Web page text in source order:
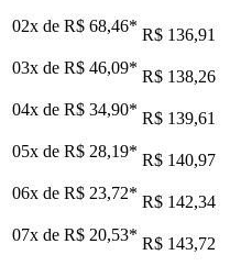
02x de R$ 68,46* R$ 136,91
03x de R$ 46,09* R$ 138,26
04x de R$ 34,90* R$ 139,61
05x de R$ 28,19* R$ 140,97
06x de R$ 23,72* R$ 142,34
07x de R$ 20,53* R$ 143,72